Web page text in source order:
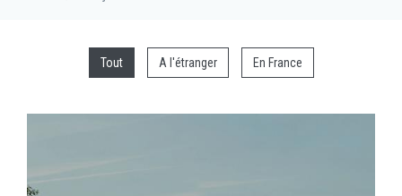
Tout A l'étranger En France